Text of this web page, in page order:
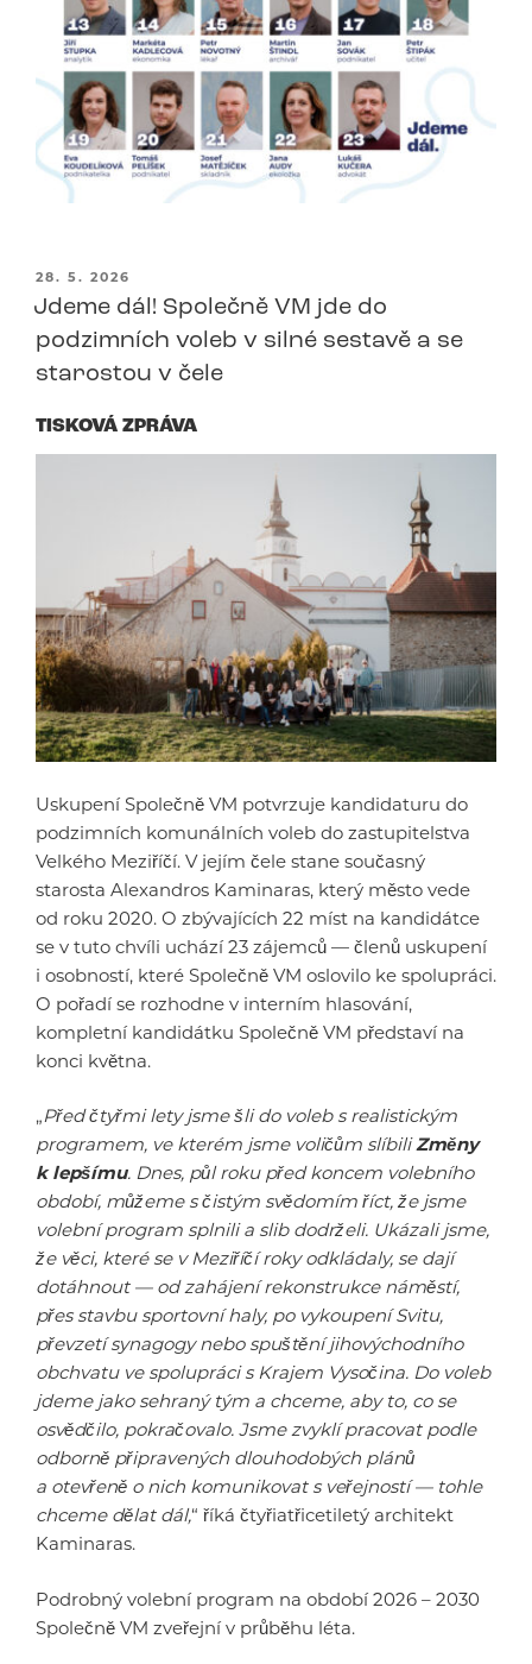
PUBLIKOVÁNO
28. 5. 2026
Jdeme dál! Společně VM jde do
podzimních voleb v silné sestavě a se
starostou v čele
TISKOVÁ ZPRÁVA
Uskupení Společně VM potvrzuje kandidaturu do
podzimních komunálních voleb do zastupitelstva
Velkého Meziříčí. V jejím čele stane současný
starosta Alexandros Kaminaras, který město vede
od roku 2020. O zbývajících 22 míst na kandidátce
se v tuto chvíli uchází 23 zájemců — členů uskupení
i osobností, které Společně VM oslovilo ke spolupráci.
O pořadí se rozhodne v interním hlasování,
kompletní kandidátku Společně VM představí na
konci května.
„Před čtyřmi lety jsme šli do voleb s realistickým
programem, ve kterém jsme voličům slíbiliZměny
k lepšímu. Dnes, půl roku před koncem volebního
období, můžeme s čistým svědomím říct, že jsme
volební program splnili a slib dodrželi. Ukázali jsme,
že věci, které se v Meziříčí roky odkládaly, se dají
dotáhnout — od zahájení rekonstrukce náměstí,
přes stavbu sportovní haly, po vykoupení Svitu,
převzetí synagogy nebo spuštění jihovýchodního
obchvatu ve spolupráci s Krajem Vysočina. Do voleb
jdeme jako sehraný tým a chceme, aby to, co se
osvědčilo, pokračovalo. Jsme zvyklí pracovat podle
odborně připravených dlouhodobých plánů
a otevřeně o nich komunikovat s veřejností — tohle
chceme dělat dál,“ říká čtyřiatřicetiletý architekt
Kaminaras.
Podrobný volební program na období 2026 – 2030
Společně VM zveřejní v průběhu léta.